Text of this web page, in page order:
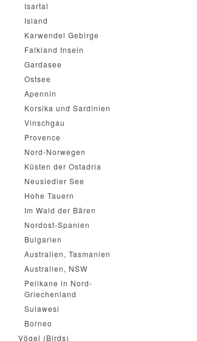
Isartal
Island
Karwendel Gebirge
Falkland Inseln
Gardasee
Ostsee
Apennin
Korsika und Sardinien
Vinschgau
Provence
Nord-Norwegen
Küsten der Ostadria
Neusiedler See
Hohe Tauern
Im Wald der Bären
Nordost-Spanien
Bulgarien
Australien, Tasmanien
Australien, NSW
Pelikane in Nord-
Griechenland
Sulawesi
Borneo
Vögel (Birds)